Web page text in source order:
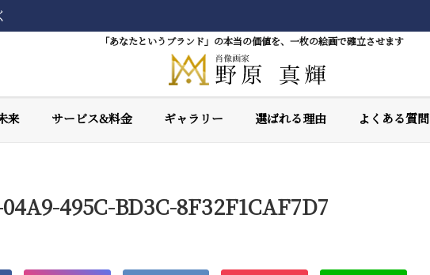
「あなたというブランド」の本当の価値を、一枚の絵画で確立させます
来 サービス&料金 ギャラリー 選ばれる理由 よくある質問
495C-BD3C-8F32F1CAF7D7